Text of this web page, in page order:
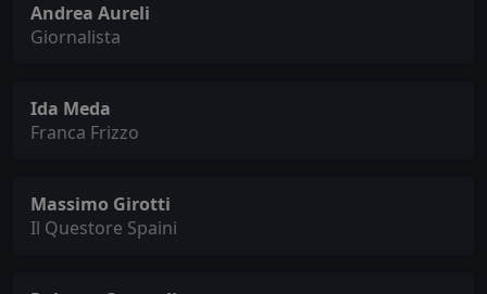
Andrea Aureli
Giornalista
Ida Meda
Franca Frizzo
Massimo Girotti
Il Questore Spaini